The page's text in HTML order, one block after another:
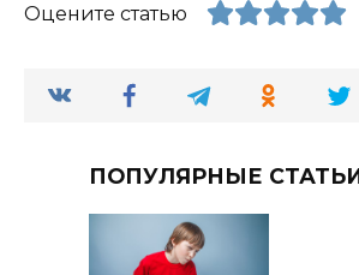
Оцените статью
ПОПУЛЯРНЫЕ